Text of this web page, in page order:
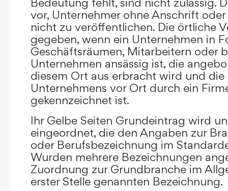
vor, Unternehmer ohne Anschrift
nicht zu veröffentlichen. Die örtliche
gegeben, wenn ein Unternehmen in
Geschäftsräumen, Mitarbeitern oder
Unternehmen ansässig ist, die
diesem Ort aus erbracht wird und die
Unternehmens vor Ort durch ein
gekennzeichnet ist.
Ihr Gelbe Seiten Grundeintrag wird
eingeordnet, die den Angaben zur
oder Berufsbezeichnung im
Wurden mehrere Bezeichnungen
Zuordnung zur Grundbranche im
erster Stelle genannten Bezeichnung.